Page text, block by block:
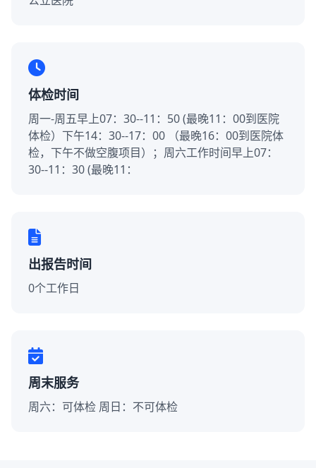
体检时间
周一-周五早上07：30--11：50 (最晚11：00到医院
体检）下午14：30--17：00 （最晚16：00到医院体
检，下午不做空腹项目）；周六工作时间早上07：
30--11：30 (最晚11：
出报告时间
0个工作日
周末服务
周六：可体检 周日：不可体检